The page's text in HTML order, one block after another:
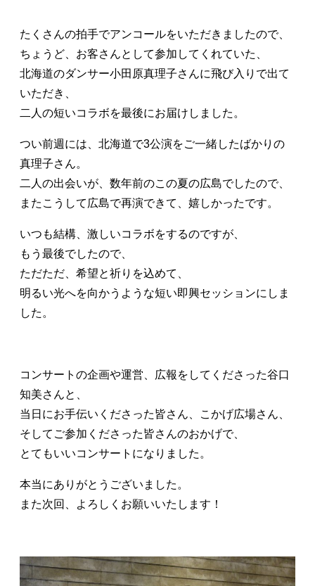
たくさんの拍手でアンコールをいただきましたので、
ちょうど、お客さんとして参加してくれていた、
北海道のダンサー小田原真理子さんに飛び入りで出て
いただき、
二人の短いコラボを最後にお届けしました。
つい前週には、北海道で3公演をご一緒したばかりの
真理子さん。
二人の出会いが、数年前のこの夏の広島でしたので、
またこうして広島で再演できて、嬉しかったです。
いつも結構、激しいコラボをするのですが、
もう最後でしたので、
ただただ、希望と祈りを込めて、
明るい光へを向かうような短い即興セッションにしま
した。
コンサートの企画や運営、広報をしてくださった谷口
知美さんと、
当日にお手伝いくださった皆さん、こかげ広場さん、
そしてご参加くださった皆さんのおかげで、
とてもいいコンサートになりました。
本当にありがとうございました。
また次回、よろしくお願いいたします！